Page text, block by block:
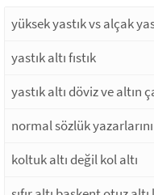
yüksek yastık vs alçak
yastık altı fıstık
yastık altı döviz ve altın
normal sözlük
koltuk altı değil kol altı